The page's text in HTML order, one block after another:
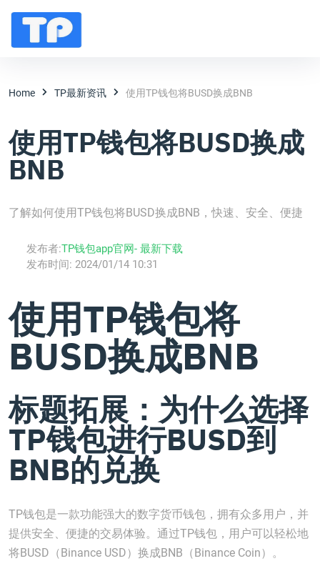
Home TP最新资讯 使用TP钱包将BUSD换成BNB
使用TP钱包将BUSD换成
BNB
了解如何使用TP钱包将BUSD换成BNB，快速、安全、便捷
发布者:TP钱包app官网- 最新下载
发布时间: 2024/01/14 10:31
使用TP钱包将
BUSD换成BNB
标题拓展：为什么选择
TP钱包进行BUSD到
BNB的兑换
TP钱包是一款功能强大的数字货币钱包，拥有众多用户，并
提供安全、便捷的交易体验。通过TP钱包，用户可以轻松地
将BUSD（Binance USD）换成BNB（Binance Coin）。